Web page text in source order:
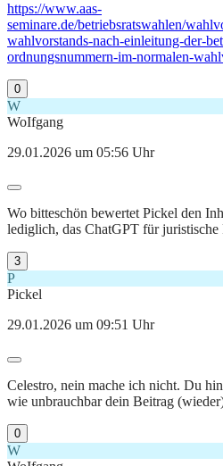
https://www.aas-
seminare.de/betriebsratswahlen/
wahlvorstands-nach-einleitung-der-
ordnungsnummern-im-normalen-
0
W
WoIfgang
29.01.2026 um 05:56 Uhr
Wo bitteschön bewertet Pickel den
lediglich, das ChatGPT für juristische
3
P
Pickel
29.01.2026 um 09:51 Uhr
Celestro, nein mache ich nicht. Du
wie unbrauchbar dein Beitrag
0
W